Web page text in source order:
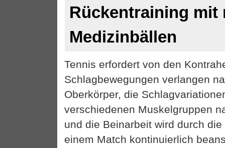
Rückentraining mit
Medizinbällen
Tennis erfordert von den
Schlagbewegungen verlangen
Oberkörper, die
verschiedenen Muskelgruppen
und die Beinarbeit wird durch
einem Match kontinuierlich